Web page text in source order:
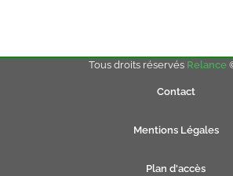
Tous droits réservés Relance
Contact
Mentions Légales
Plan d'accès